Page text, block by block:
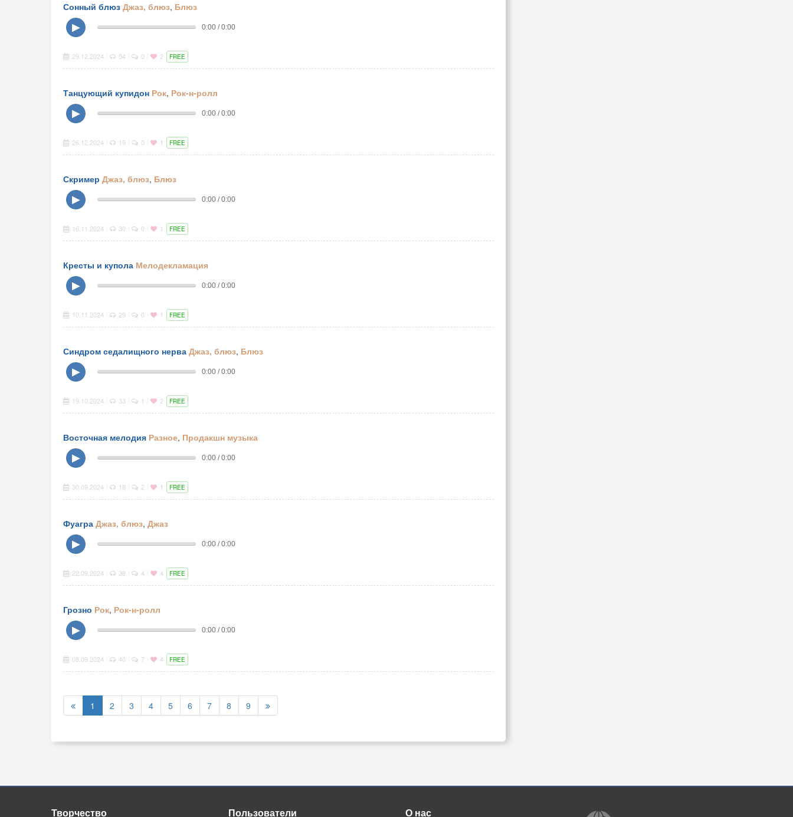
Сонный блюз Джаз, блюз, Блюз
▶
0:00 / 0:00
29.12.2024 54 0 2 FREE
Танцующий купидон Рок, Рок-н-ролл
▶
0:00 / 0:00
26.12.2024 19 0 1 FREE
Скример Джаз, блюз, Блюз
▶
0:00 / 0:00
16.11.2024 30 0 1 FREE
Кресты и купола Мелодекламация
▶
0:00 / 0:00
10.11.2024 29 0 1 FREE
Синдром седалищного нерва Джаз, блюз, Блюз
▶
0:00 / 0:00
19.10.2024 33 1 2 FREE
Восточная мелодия Разное, Продакшн музыка
▶
0:00 / 0:00
30.09.2024 18 2 1 FREE
Фуагра Джаз, блюз, Джаз
▶
0:00 / 0:00
22.09.2024 38 4 4 FREE
Грозно Рок, Рок-н-ролл
▶
0:00 / 0:00
08.09.2024 40 7 4 FREE
1 2 3 4 5 6 7 8 9
Творчество Пользователи О нас